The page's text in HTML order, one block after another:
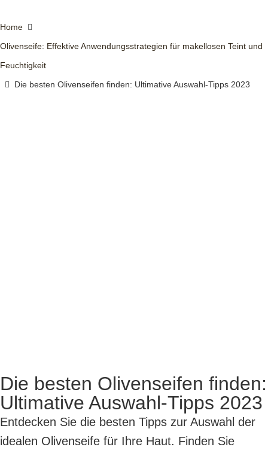
Home
Olivenseife: Effektive Anwendungsstrategien für makellosen Teint und
Feuchtigkeit
Die besten Olivenseifen finden: Ultimative Auswahl-Tipps 2023
Die besten Olivenseifen finden:
Ultimative Auswahl-Tipps 2023
Entdecken Sie die besten Tipps zur Auswahl der
idealen Olivenseife für Ihre Haut. Finden Sie